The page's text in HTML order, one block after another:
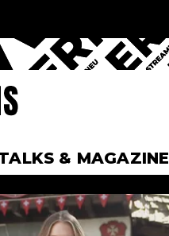
& MAGAZINE